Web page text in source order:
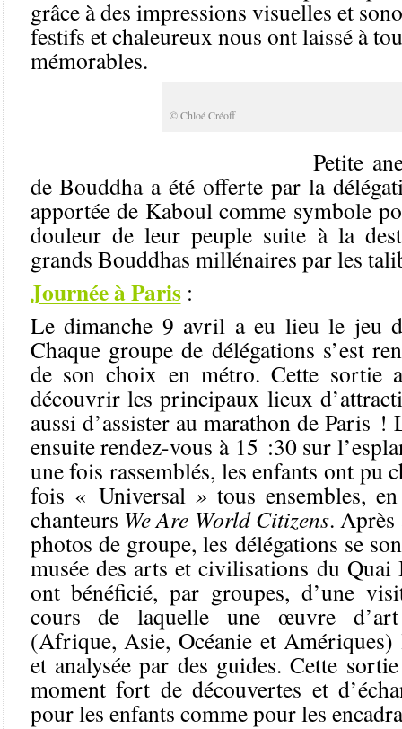
grâce à des impressions visuelles et
festifs et chaleureux nous ont laissé à
mémorables.
© Chloé Créoff
Petite
de Bouddha a été offerte par la
apportée de Kaboul comme symbole
douleur de leur peuple suite à la
grands Bouddhas millénaires par les
Journée à Paris:
Le dimanche 9 avril a eu lieu le jeu
Chaque groupe de délégations s’est
de son choix en métro. Cette sortie
découvrir les principaux lieux
aussi d’assister au marathon de Paris !
ensuite rendez-vous à 15 :30 sur
une fois rassemblés, les enfants ont pu
fois « Universal» tous ensembles,
chanteurs We Are World Citizens.
photos de groupe, les délégations se
musée des arts et civilisations du Quai
ont bénéficié, par groupes, d’une
cours de laquelle une œuvre d’art
(Afrique, Asie, Océanie et Amériques)
et analysée par des guides. Cette
moment fort de découvertes et
pour les enfants comme pour les